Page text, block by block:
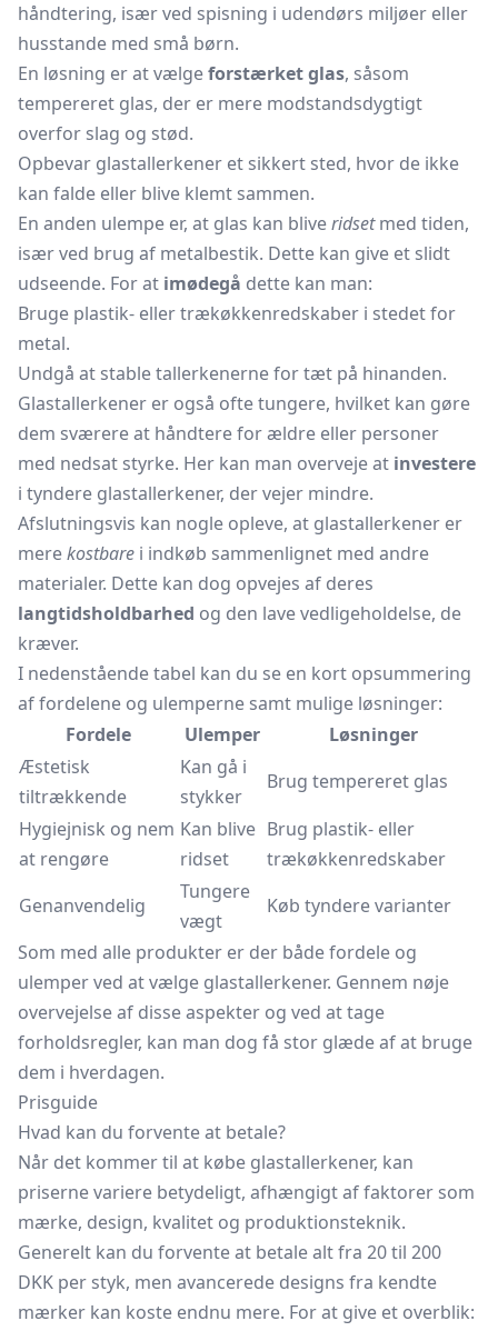
håndtering, især ved spisning i udendørs miljøer eller
husstande med små børn.
En løsning er at vælgeforstærket glas, såsom
tempereret glas, der er mere modstandsdygtigt
overfor slag og stød.
Opbevar glastallerkener et sikkert sted, hvor de ikke
kan falde eller blive klemt sammen.
En anden ulempe er, at glas kan bliveridsetmed tiden,
især ved brug af metalbestik. Dette kan give et slidt
udseende. For at imødegå dette kan man:
Bruge plastik- eller trækøkkenredskaber i stedet for
metal.
Undgå at stable tallerkenerne for tæt på hinanden.
Glastallerkener er også ofte tungere, hvilket kan gøre
dem sværere at håndtere for ældre eller personer
med nedsat styrke. Her kan man overveje at investere
i tyndere glastallerkener, der vejer mindre.
Afslutningsvis kan nogle opleve, at glastallerkener er
merekostbare i indkøb sammenlignet med andre
materialer. Dette kan dog opvejes af deres
langtidsholdbarhed og den lave vedligeholdelse, de
kræver.
I nedenstående tabel kan du se en kort opsummering
af fordelene og ulemperne samt mulige løsninger:
Fordele
Ulemper
Løsninger
Æstetisk
tiltrækkende
Kan gå i
stykker
Brug tempereret glas
Hygiejnisk og nem
at rengøre
Kan blive
ridset
Brug plastik- eller
trækøkkenredskaber
Genanvendelig
Tungere
vægt
Køb tyndere varianter
Som med alle produkter er der både fordele og
ulemper ved at vælge glastallerkener. Gennem nøje
overvejelse af disse aspekter og ved at tage
forholdsregler, kan man dog få stor glæde af at bruge
dem i hverdagen.
Prisguide
Hvad kan du forvente at betale?
Når det kommer til at købe glastallerkener, kan
priserne variere betydeligt, afhængigt af faktorer som
mærke, design, kvalitet og produktionsteknik.
Generelt kan du forvente at betale alt fra 20 til 200
DKK per styk, men avancerede designs fra kendte
mærker kan koste endnu mere. For at give et overblik: